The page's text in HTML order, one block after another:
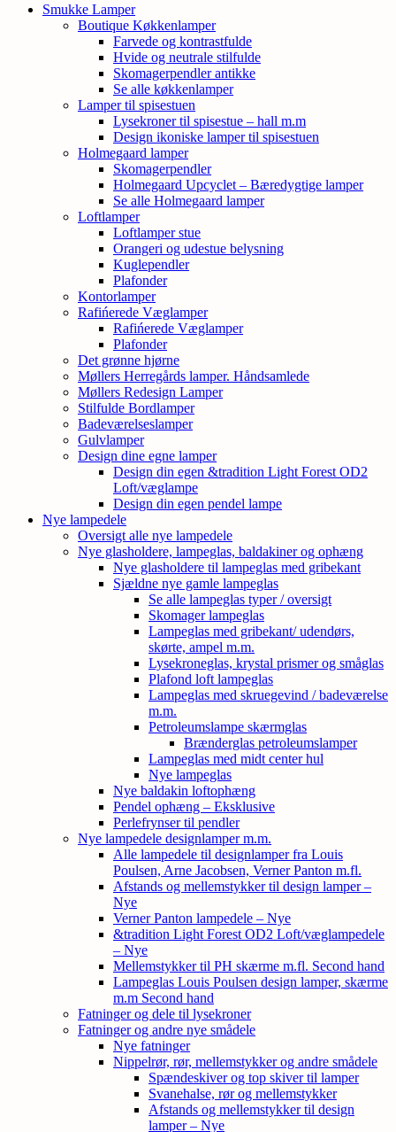
Smukke Lamper
Boutique Køkkenlamper
Farvede og kontrastfulde
Hvide og neutrale stilfulde
Skomagerpendler antikke
Se alle køkkenlamper
Lamper til spisestuen
Lysekroner til spisestue – hall m.m
Design ikoniske lamper til spisestuen
Holmegaard lamper
Skomagerpendler
Holmegaard Upcyclet – Bæredygtige lamper
Se alle Holmegaard lamper
Loftlamper
Loftlamper stue
Orangeri og udestue belysning
Kuglependler
Plafonder
Kontorlamper
Rafińerede Væglamper
Rafińerede Væglamper
Plafonder
Det grønne hjørne
Møllers Herregårds lamper. Håndsamlede
Møllers Redesign Lamper
Stilfulde Bordlamper
Badeværelseslamper
Gulvlamper
Design dine egne lamper
Design din egen &tradition Light Forest OD2
Loft/væglampe
Design din egen pendel lampe
Nye lampedele
Oversigt alle nye lampedele
Nye glasholdere, lampeglas, baldakiner og ophæng
Nye glasholdere til lampeglas med gribekant
Sjældne nye gamle lampeglas
Se alle lampeglas typer / oversigt
Skomager lampeglas
Lampeglas med gribekant/ udendørs,
skørte, ampel m.m.
Lysekroneglas, krystal prismer og småglas
Plafond loft lampeglas
Lampeglas med skruegevind / badeværelse
m.m.
Petroleumslampe skærmglas
Brænderglas petroleumslamper
Lampeglas med midt center hul
Nye lampeglas
Nye baldakin loftophæng
Pendel ophæng – Eksklusive
Perlefrynser til pendler
Nye lampedele designlamper m.m.
Alle lampedele til designlamper fra Louis
Poulsen, Arne Jacobsen, Verner Panton m.fl.
Afstands og mellemstykker til design lamper –
Nye
Verner Panton lampedele – Nye
&tradition Light Forest OD2 Loft/væglampedele
– Nye
Mellemstykker til PH skærme m.fl. Second hand
Lampeglas Louis Poulsen design lamper, skærme
m.m Second hand
Fatninger og dele til lysekroner
Fatninger og andre nye smådele
Nye fatninger
Nippelrør, rør, mellemstykker og andre smådele
Spændeskiver og top skiver til lamper
Svanehalse, rør og mellemstykker
Afstands og mellemstykker til design
lamper – Nye